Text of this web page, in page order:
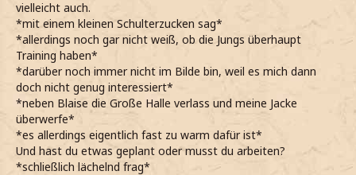
vielleicht auch.
*mit einem kleinen Schulterzucken sag*
*allerdings noch gar nicht weiß, ob die Jungs überhaupt
Training haben*
*darüber noch immer nicht im Bilde bin, weil es mich dann
doch nicht genug interessiert*
*neben Blaise die Große Halle verlass und meine Jacke
überwerfe*
*es allerdings eigentlich fast zu warm dafür ist*
Und hast du etwas geplant oder musst du arbeiten?
*schließlich lächelnd frag*